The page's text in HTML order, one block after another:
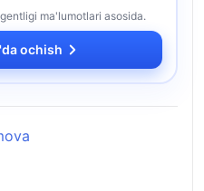
ma'lumotlari asosida.
ochish